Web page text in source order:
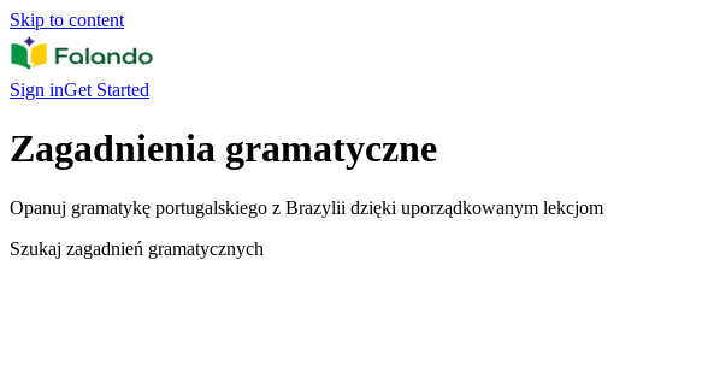
Skip to content
Sign inGet Started
Zagadnienia gramatyczne
Opanuj gramatykę portugalskiego z Brazylii dzięki uporządkowanym lekcjom
Szukaj zagadnień gramatycznych